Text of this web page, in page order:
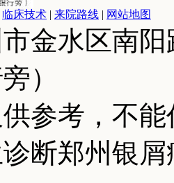
临床技术 | 来院路线 | 网站地图
金水区南
）
参考，不
断郑州银